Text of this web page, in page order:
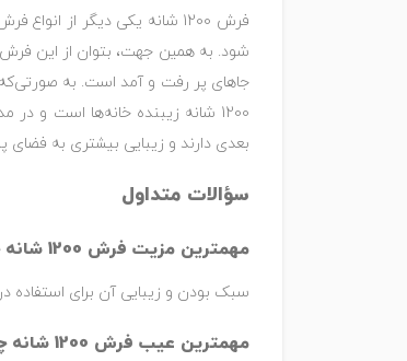
فرش 1200 شانه یکی دیگر از
شود. به همین جهت، بتوان از این فرش
جاهای پر رفت و آمد است. به صورتی‌که
1200 شانه زیبنده خانه‌ها است
بعدی دارند و زیبایی بیشتری به فضای
سؤالات متداول
مهمترین مزیت فرش 1200 شانه چیست؟
سبک بودن و زیبایی آن برای استفاده
مهمترین عیب فرش 1200 شانه چیست؟